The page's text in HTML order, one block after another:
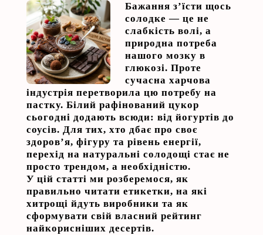
Бажання з’їсти щось
солодке — це не
слабкість волі, а
природна потреба
нашого мозку в
глюкозі. Проте
сучасна харчова
індустрія перетворила цю потребу на
пастку. Білий рафінований цукор
сьогодні додають всюди: від йогуртів до
соусів. Для тих, хто дбає про своє
здоров’я, фігуру та рівень енергії,
перехід на натуральні солодощі стає не
просто трендом, а необхідністю.
У цій статті ми розберемося, як
правильно читати етикетки, на які
хитрощі йдуть виробники та як
сформувати свій власний рейтинг
найкорисніших десертів.